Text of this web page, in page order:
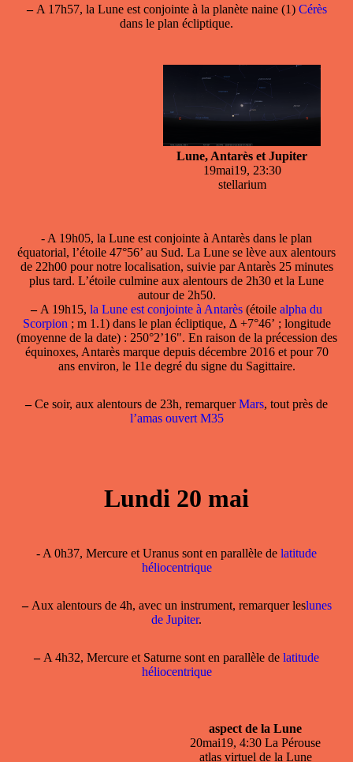
–A 17h57, la Lune est conjointe à la planète naine (1) Cérès
dans le plan écliptique.
Lune, Antarès et Jupiter
19mai19, 23:30
stellarium
- A 19h05, la Lune est conjointe à Antarès dans le plan
équatorial, l’étoile 47°56’ au Sud. La Lune se lève aux alentours
de 22h00 pour notre localisation, suivie par Antarès 25 minutes
plus tard. L’étoile culmine aux alentours de 2h30 et la Lune
autour de 2h50.
–A 19h15, la Lune est conjointe à Antarès (étoile alpha du
Scorpion ; m 1.1) dans le plan écliptique, ∆ +7°46’ ; longitude
(moyenne de la date) : 250°2’16". En raison de la précession des
équinoxes, Antarès marque depuis décembre 2016 et pour 70
ans environ, le 11e degré du signe du Sagittaire.
–Ce soir, aux alentours de 23h, remarquerMars, tout près de
l’amas ouvert M35
Lundi 20 mai
- A 0h37, Mercure et Uranus sont en parallèle de latitude
héliocentrique
–Aux alentours de 4h, avec un instrument, remarquer leslunes
de Jupiter.
–A 4h32, Mercure et Saturne sont en parallèle de latitude
héliocentrique
aspect de la Lune
20mai19, 4:30 La Pérouse
atlas virtuel de la Lune